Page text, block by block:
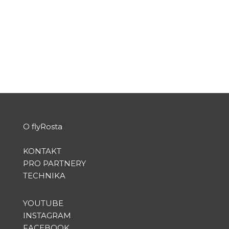
O flyRosta
KONTAKT
PRO PARTNERY
TECHNIKA
YOUTUBE
INSTAGRAM